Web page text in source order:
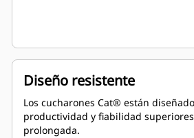
Diseño resistente
Los cucharones Cat® están
productividad y fiabilidad
prolongada.